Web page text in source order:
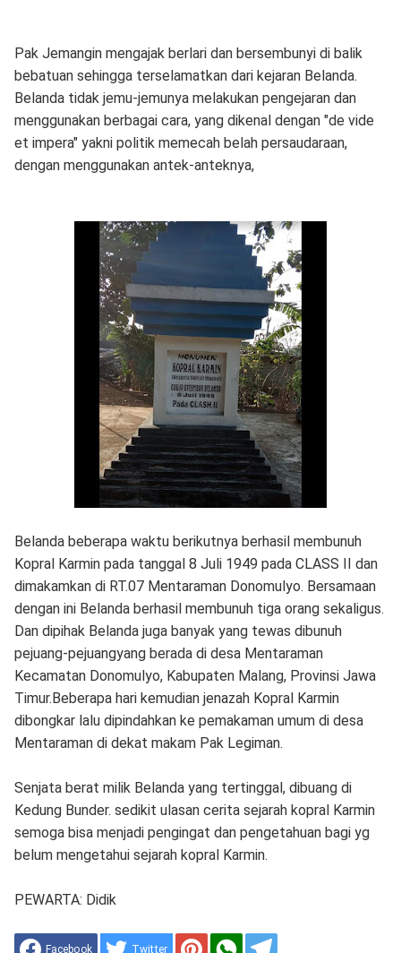
Pak Jemangin mengajak berlari dan bersembunyi di balik
bebatuan sehingga terselamatkan dari kejaran Belanda.
Belanda tidak jemu-jemunya melakukan pengejaran dan
menggunakan berbagai cara, yang dikenal dengan "de vide
et impera" yakni politik memecah belah persaudaraan,
dengan menggunakan antek-anteknya,
Belanda beberapa waktu berikutnya berhasil membunuh
Kopral Karmin pada tanggal 8 Juli 1949 pada CLASS II dan
dimakamkan di RT.07 Mentaraman Donomulyo. Bersamaan
dengan ini Belanda berhasil membunuh tiga orang sekaligus.
Dan dipihak Belanda juga banyak yang tewas dibunuh
pejuang-pejuangyang berada di desa Mentaraman
Kecamatan Donomulyo, Kabupaten Malang, Provinsi Jawa
Timur.Beberapa hari kemudian jenazah Kopral Karmin
dibongkar lalu dipindahkan ke pemakaman umum di desa
Mentaraman di dekat makam Pak Legiman.
Senjata berat milik Belanda yang tertinggal, dibuang di
Kedung Bunder. sedikit ulasan cerita sejarah kopral Karmin
semoga bisa menjadi pengingat dan pengetahuan bagi yg
belum mengetahui sejarah kopral Karmin.
PEWARTA: Didik
Facebook Twitter